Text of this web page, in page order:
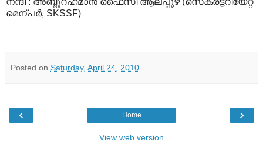
മെന്പര്‍, SKSSF)
Posted on Saturday, April 24, 2010
‹ ›
Home
View web version